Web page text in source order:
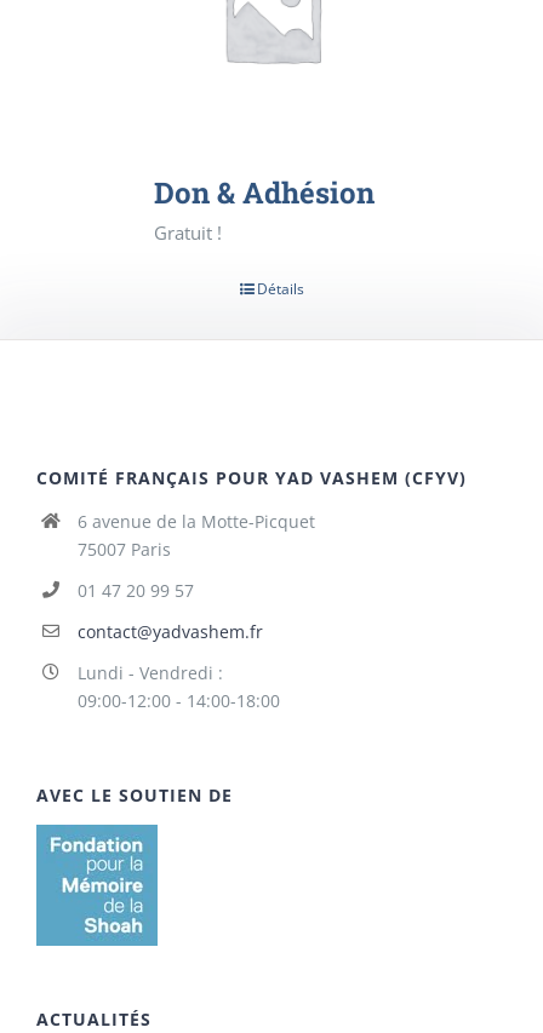
Don & Adhésion
Gratuit !
Détails
COMITÉ FRANÇAIS POUR YAD VASHEM (CFYV)
6 avenue de la Motte-Picquet
75007 Paris
01 47 20 99 57
contact@yadvashem.fr
Lundi - Vendredi :
09:00-12:00 - 14:00-18:00
AVEC LE SOUTIEN DE
ACTUALITÉS